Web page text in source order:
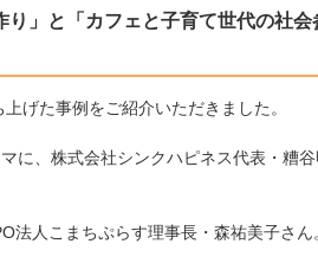
り」と「カフェと子育て世代の社会
げた事例をご紹介いただきました。
に、株式会社シンクハピネス代表・糟
法人こまちぷらす理事長・森祐美子さん